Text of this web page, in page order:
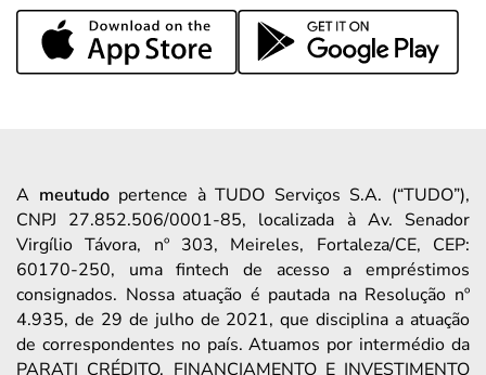
A meutudopertence à TUDO Serviços S.A. (“TUDO”),
CNPJ 27.852.506/0001-85, localizada à Av. Senador
Virgílio Távora, nº 303, Meireles, Fortaleza/CE, CEP:
60170-250, uma fintech de acesso a empréstimos
consignados. Nossa atuação é pautada na Resolução nº
4.935, de 29 de julho de 2021, que disciplina a atuação
de correspondentes no país. Atuamos por intermédio da
PARATI CRÉDITO, FINANCIAMENTO E INVESTIMENTO